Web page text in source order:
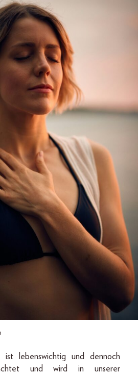
lebenswichtig und dennoch
und wird in unserer